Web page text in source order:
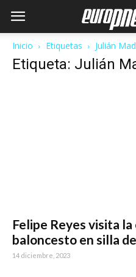
Inicio Etiquetas Julián
Etiqueta: Julián
Felipe Reyes visita la
baloncesto en silla
14 diciembre, 2023